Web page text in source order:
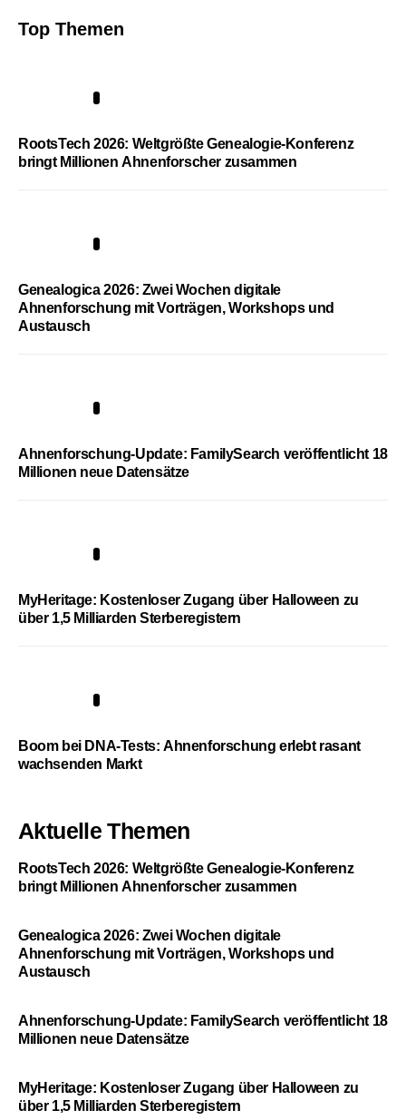
Top Themen
RootsTech 2026: Weltgrößte Genealogie-Konferenz
bringt Millionen Ahnenforscher zusammen
Genealogica 2026: Zwei Wochen digitale
Ahnenforschung mit Vorträgen, Workshops und
Austausch
Ahnenforschung-Update: FamilySearch veröffentlicht 18
Millionen neue Datensätze
MyHeritage: Kostenloser Zugang über Halloween zu
über 1,5 Milliarden Sterberegistern
Boom bei DNA-Tests: Ahnenforschung erlebt rasant
wachsenden Markt
Aktuelle Themen
RootsTech 2026: Weltgrößte Genealogie-Konferenz
bringt Millionen Ahnenforscher zusammen
Genealogica 2026: Zwei Wochen digitale
Ahnenforschung mit Vorträgen, Workshops und
Austausch
Ahnenforschung-Update: FamilySearch veröffentlicht 18
Millionen neue Datensätze
MyHeritage: Kostenloser Zugang über Halloween zu
über 1,5 Milliarden Sterberegistern